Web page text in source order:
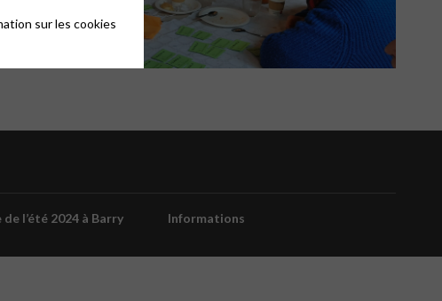
l’été 2024 à Barry Informations
sur les cookies